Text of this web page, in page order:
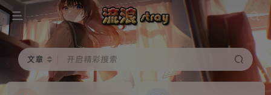
文章 开启精彩搜索